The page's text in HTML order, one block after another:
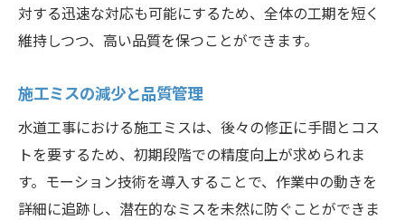
対する迅速な対応も可能にするため、全体の工期を短く
維持しつつ、高い品質を保つことができます。
施工ミスの減少と品質管理
水道工事における施工ミスは、後々の修正に手間とコス
トを要するため、初期段階での精度向上が求められま
す。モーション技術を導入することで、作業中の動きを
詳細に追跡し、潜在的なミスを未然に防ぐことができま